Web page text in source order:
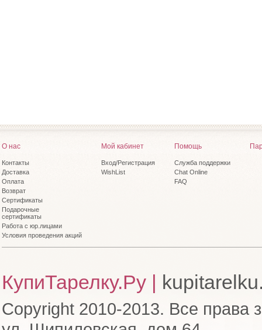
О нас
Контакты
Доставка
Оплата
Возврат
Сертификаты
Подарочные
сертификаты
Работа с юр.лицами
Условия проведения акций
Мой кабинет
Вход/Регистрация
WishList
Помощь
Служба поддержки
Chat Online
FAQ
КупиТарелку.Ру |
Copyright 2010-2013. Все права